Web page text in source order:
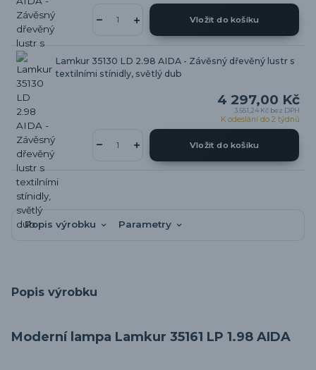
Vložit do košíku
Lamkur 35130 LD 2.98 AIDA - Závěsný dřevěný lustr s
textilními stínidly, světlý dub
4 297,00 Kč
3 551,24 Kč bez DPH
K odeslání do 2 týdnů
Vložit do košíku
Popis výrobku Parametry
Popis výrobku
Moderní lampa Lamkur 35161 LP 1.98 AIDA